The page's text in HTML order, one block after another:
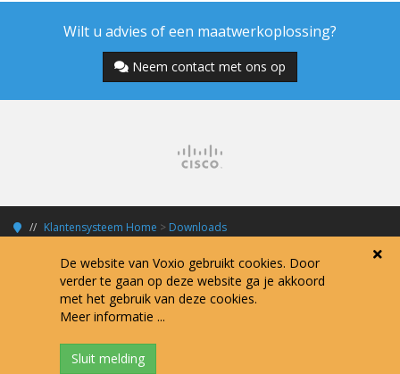
Wilt u advies of een maatwerkoplossing?
Neem contact met ons op
Klantensysteem Home > Downloads
Copyright © 2026 Voxio Internet Services.
Algemene voorwaarden
Privacy policy
De website van Voxio gebruikt cookies. Door
verder te gaan op deze website ga je akkoord
met het gebruik van deze cookies.
Meer informatie ...